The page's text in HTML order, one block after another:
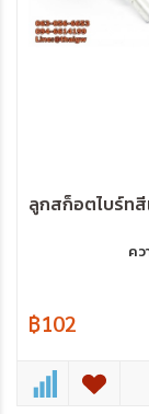
ลูกสก็อตไบร์ท
คว
฿102